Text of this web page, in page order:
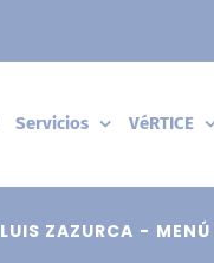
Servicios VéRTICE
ZAZURCA